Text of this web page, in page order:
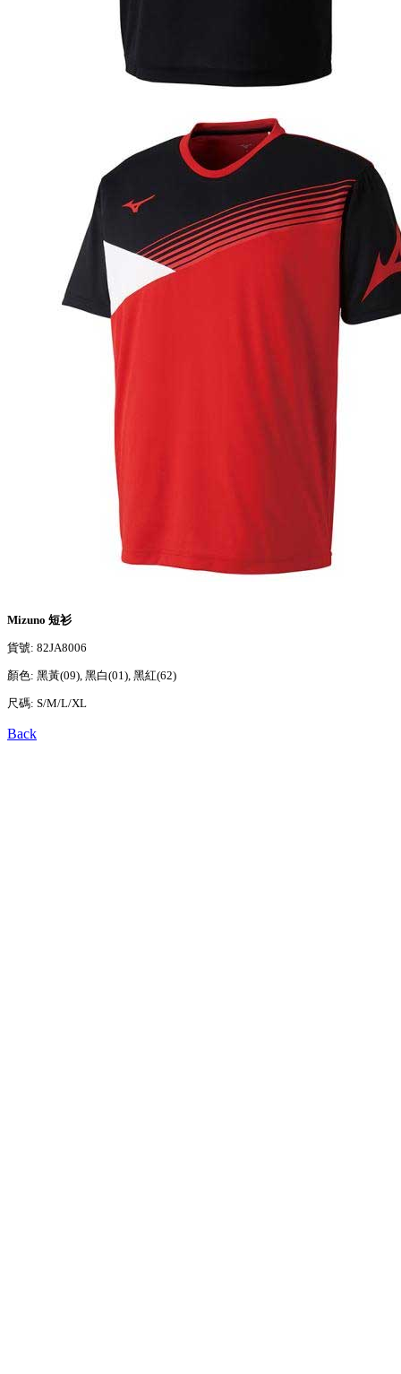
Mizuno 短衫
貨號: 82JA8006
顏色: 黑黃(09), 黑白(01), 黑紅(62)
尺碼: S/M/L/XL
Back